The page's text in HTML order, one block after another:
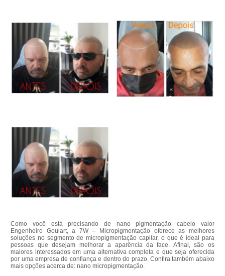
Como você está precisando de nano pigmentação cabelo valor
Engenheiro Goulart, a 7W – Micropigmentação oferece as melhores
soluções no segmento de micropigmentação capilar, o que é ideal para
pessoas que desejam melhorar a aparência da face. Afinal, são os
maiores interessados em uma alternativa completa e que seja oferecida
por uma empresa de confiança e dentro do prazo. Confira também abaixo
mais opções acerca de: nano micropigmentação.